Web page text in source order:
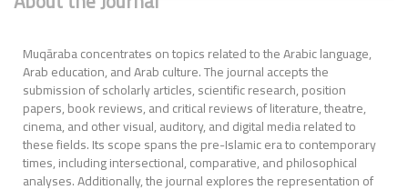
Muqāraba concentrates on topics related to the Arabic language,
Arab education, and Arab culture. The journal accepts the
submission of scholarly articles, scientific research, position
papers, book reviews, and critical reviews of literature, theatre,
cinema, and other visual, auditory, and digital media related to
these fields. Its scope spans the pre-Islamic era to contemporary
times, including intersectional, comparative, and philosophical
analyses. Additionally, the journal explores the representation of